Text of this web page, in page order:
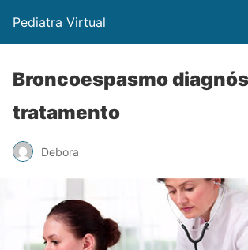
Pediatra Virtual
Broncoespasmo
tratamento
Debora